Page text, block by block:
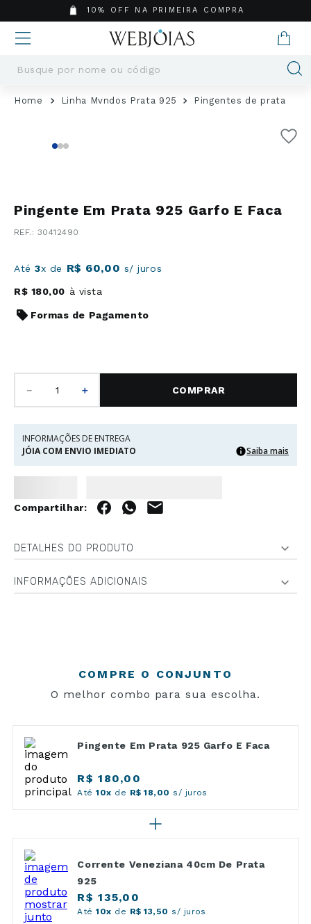
10% OFF NA PRIMEIRA COMPRA
Busque por nome ou código
Linha Mvndos Prata 925 Pingentes de prata
Pingente Em Prata 925 Garfo E Faca
: 30412490
Até3x de R$ 60,00 s/ juros
R$ 180,00 à vista
Formas de Pagamento
＋
－ COMPRAR
INFORMAÇÕES DE ENTREGA
JÓIA COM ENVIO IMEDIATO
Saiba mais
DETALHES DO PRODUTO
INFORMAÇÕES ADICIONAIS
COMPRE O CONJUNTO
O melhor combo para sua escolha.
Pingente Em Prata 925 Garfo E Faca
R$ 180,00
Até10x de R$ 18,00 s/ juros
Corrente Veneziana 40cm De Prata
925
R$ 135,00
Até10x de R$ 13,50 s/ juros
Termos mais buscados
6º
Argola
7º
Pingente
9º
Casamento
10 º Corrente